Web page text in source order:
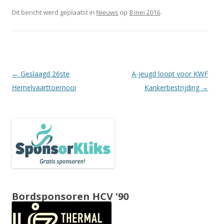
Dit bericht werd geplaatst in Nieuws op 8 mei 2016.
Berichtnavigatie
← Geslaagd 26ste
Hemelvaarttoernooi
A-jeugd loopt voor KWF
Kankerbestrijding →
Bordsponsoren HCV '90